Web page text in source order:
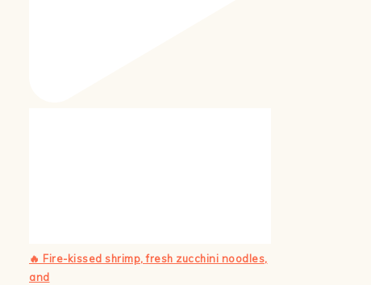
🔥 Fire-kissed shrimp, fresh zucchini noodles,
and